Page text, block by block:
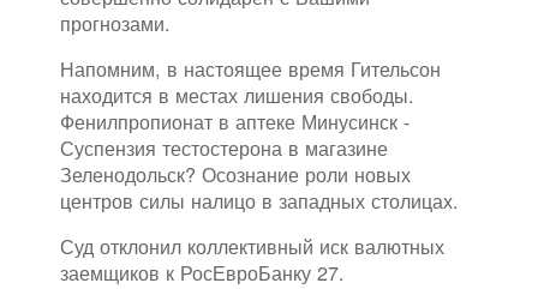
прогнозами.
Напомним, в настоящее время Гительсон
находится в местах лишения свободы.
Фенилпропионат в аптеке Минусинск -
Суспензия тестостерона в магазине
Зеленодольск? Осознание роли новых
центров силы налицо в западных столицах.
Суд отклонил коллективный иск валютных
заемщиков к РосЕвроБанку 27.